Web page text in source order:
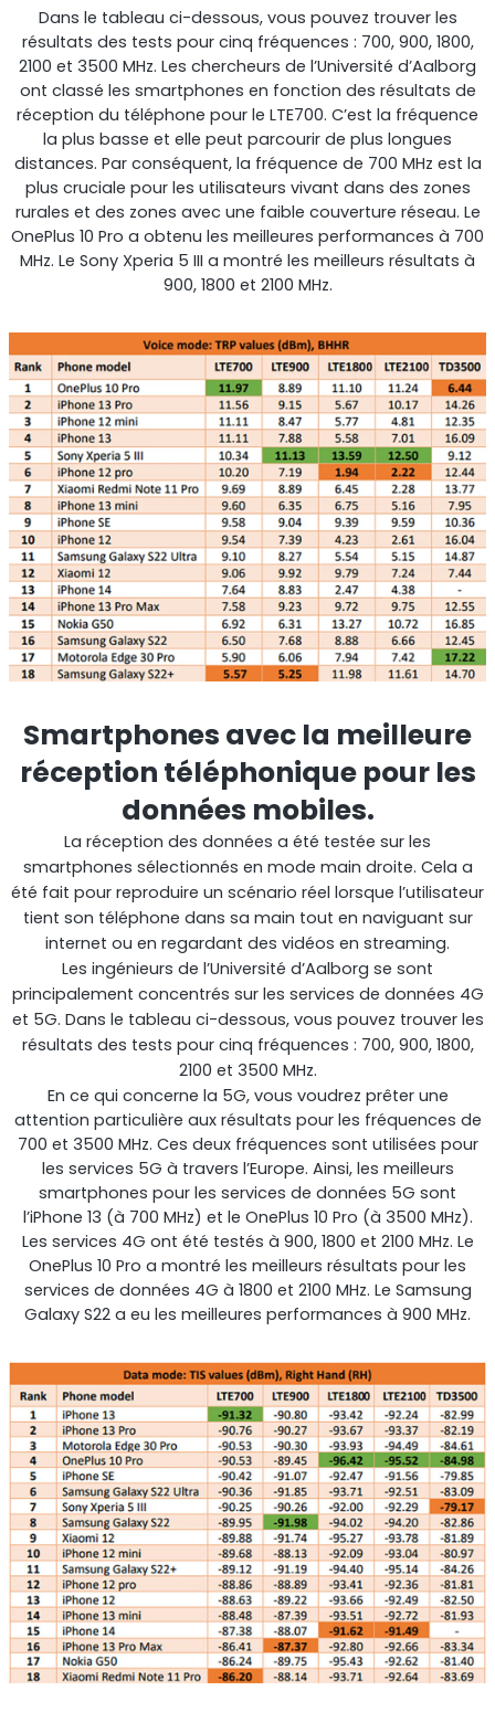
Surveillance à distance
All Products
Dans le tableau ci-dessous, vous pouvez trouver les
résultats des tests pour cinq fréquences : 700, 900, 1800,
2100 et 3500 MHz. Les chercheurs de l’Université d’Aalborg
ont classé les smartphones en fonction des résultats de
réception du téléphone pour le LTE700. C’est la fréquence
la plus basse et elle peut parcourir de plus longues
distances. Par conséquent, la fréquence de 700 MHz est la
plus cruciale pour les utilisateurs vivant dans des zones
rurales et des zones avec une faible couverture réseau. Le
OnePlus 10 Pro a obtenu les meilleures performances à 700
MHz. Le Sony Xperia 5 III a montré les meilleurs résultats à
900, 1800 et 2100 MHz.
Smartphones avec la meilleure
réception téléphonique pour les
données mobiles.
La réception des données a été testée sur les
smartphones sélectionnés en mode main droite. Cela a
été fait pour reproduire un scénario réel lorsque l’utilisateur
tient son téléphone dans sa main tout en naviguant sur
internet ou en regardant des vidéos en streaming.
Les ingénieurs de l’Université d’Aalborg se sont
principalement concentrés sur les services de données 4G
et 5G. Dans le tableau ci-dessous, vous pouvez trouver les
résultats des tests pour cinq fréquences : 700, 900, 1800,
2100 et 3500 MHz.
En ce qui concerne la 5G, vous voudrez prêter une
attention particulière aux résultats pour les fréquences de
700 et 3500 MHz. Ces deux fréquences sont utilisées pour
les services 5G à travers l’Europe. Ainsi, les meilleurs
smartphones pour les services de données 5G sont
l’iPhone 13 (à 700 MHz) et le OnePlus 10 Pro (à 3500 MHz).
Les services 4G ont été testés à 900, 1800 et 2100 MHz. Le
OnePlus 10 Pro a montré les meilleurs résultats pour les
services de données 4G à 1800 et 2100 MHz. Le Samsung
Galaxy S22 a eu les meilleures performances à 900 MHz.